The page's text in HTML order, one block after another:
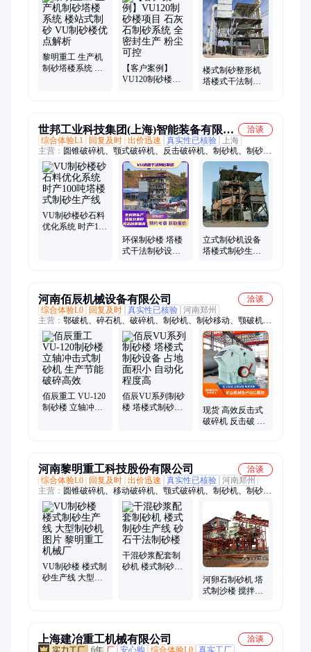
机、反击式破碎机、圆锥破、碎石机、碎石生产线、石料生产
线、砂石生产线、雷蒙磨、立磨、立式磨粉机、欧版磨、移动碎
石机
黎明重工 生产机
制砂塔楼系统 楼
【客户案例】
VU120制砂楼项
楼式制砂整形机
塔楼式干法制砂
世邦工业科技集团(上海)智能装备有限公
司
洽谈
综合体验L1
回复及时 出价迅速 真实性已核验
上海
主营： 圆锥破碎机、颚式破碎机、反击破碎机、制砂机、制砂生
产线、制砂楼、塔楼制砂机、碎石生产线、移动破碎机、旋回破
碎机、碎石机、石料生产线、鄂破、反击破、圆锥破、冲击破破
碎机
VU制砂楼砂石料
优化系统 时产100
环保制砂楼 塔楼
式干法制砂设备
立式制砂机设备
塔楼式制砂生产
河南佰辰机械设备有限公司
洽谈
综合体验L0
回复及时 真实性已核验 河南郑州
主营： 鄂破机、碎石机、破碎机、制砂机、制砂移动、颚破机、
建筑垃圾、颚破移动、移动破碎、破碎设备
佰辰重工 VU-120
制砂楼 立轴冲击
佰辰VU系列制砂
楼 塔楼式制砂设
现货 高效反击式
破碎机 反击破 进
河南黎明重工科技股份有限公司
洽谈
综合体验L0
回复及时 出价迅速 真实性已核验 河南郑州
主营： 圆锥破碎机、移动破碎机、颚式破碎机、制砂机、制砂生
产线、制砂楼、反击式破碎机、碎石生产线、旋回式破碎机、立
磨、雷蒙磨粉机、履带破碎机、冲击式破碎机、圆锥破、磨粉
机、洗砂机、振动筛、颚破、辊磨机、石料生产线
VU制砂楼 楼式制
砂生产线 大型制
干混砂浆配套制
砂机 楼式制砂生
河卵石制砂机 塔
式制沙楼 搅拌站
上海建冶重工机械有限公司
洽谈
6年 厂 安心购 综合体验L0 真实工厂